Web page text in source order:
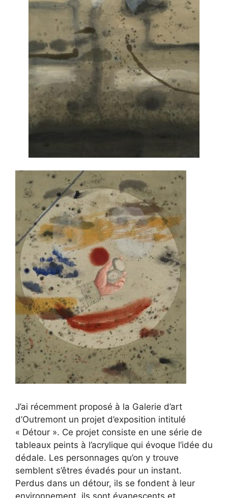
J’ai récemment proposé à la Galerie d’art
d’Outremont un projet d’exposition intitulé
« Détour ». Ce projet consiste en une série de
tableaux peints à l’acrylique qui évoque l’idée du
dédale. Les personnages qu’on y trouve
semblent s’êtres évadés pour un instant.
Perdus dans un détour, ils se fondent à leur
environnement, ils sont évanescents et